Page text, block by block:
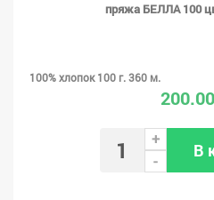
пряжа БЕЛЛА 100
100% хлопок 100 г. 360 м.
+
-
В